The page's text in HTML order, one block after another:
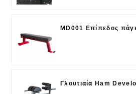
MD001 Επίπεδος
Γλουτιαία Ham